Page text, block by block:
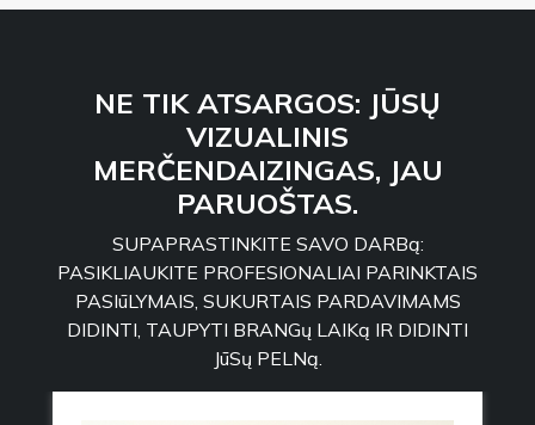
NE TIK ATSARGOS: JŪSŲ
VIZUALINIS
MERČENDAIZINGAS, JAU
PARUOŠTAS.
SUPAPRASTINKITE SAVO DARBą:
PASIKLIAUKITE PROFESIONALIAI PARINKTAIS
PASIūLYMAIS, SUKURTAIS PARDAVIMAMS
DIDINTI, TAUPYTI BRANGų LAIKą IR DIDINTI
JūSų PELNą.